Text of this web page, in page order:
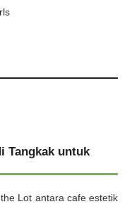
Tangkak untuk
Lot antara cafe estetik